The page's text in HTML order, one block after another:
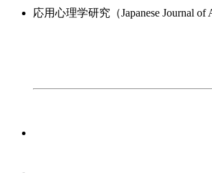
応用心理学研究（Japanese Journal